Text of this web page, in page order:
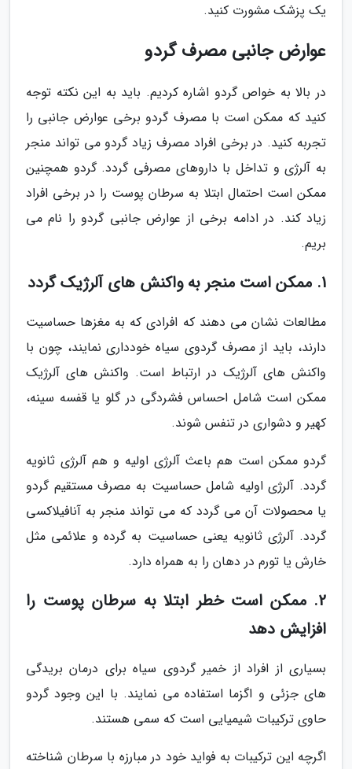
یک پزشک مشورت کنید.
عوارض جانبی مصرف گردو
در بالا به خواص گردو اشاره کردیم. باید به این نکته توجه
کنید که ممکن است با مصرف گردو برخی عوارض جانبی را
تجربه کنید. در برخی افراد مصرف زیاد گردو می تواند منجر
به آلرژی و تداخل با داروهای مصرفی گردد. گردو همچنین
ممکن است احتمال ابتلا به سرطان پوست را در برخی افراد
زیاد کند. در ادامه برخی از عوارض جانبی گردو را نام می
بریم.
1. ممکن است منجر به واکنش های آلرژیک گردد
مطالعات نشان می دهند که افرادی که به مغزها حساسیت
دارند، باید از مصرف گردوی سیاه خودداری نمایند، چون با
واکنش های آلرژیک در ارتباط است. واکنش های آلرژیک
ممکن است شامل احساس فشردگی در گلو یا قفسه سینه،
کهیر و دشواری در تنفس شوند.
گردو ممکن است هم باعث آلرژی اولیه و هم آلرژی ثانویه
گردد. آلرژی اولیه شامل حساسیت به مصرف مستقیم گردو
یا محصولات آن می گردد که می تواند منجر به آنافیلاکسی
گردد. آلرژی ثانویه یعنی حساسیت به گرده و علائمی مثل
خارش یا تورم در دهان را به همراه دارد.
2. ممکن است خطر ابتلا به سرطان پوست را
افزایش دهد
بسیاری از افراد از خمیر گردوی سیاه برای درمان بریدگی
های جزئی و اگزما استفاده می نمایند. با این وجود گردو
حاوی ترکیبات شیمیایی است که سمی هستند.
اگرچه این ترکیبات به فواید خود در مبارزه با سرطان شناخته